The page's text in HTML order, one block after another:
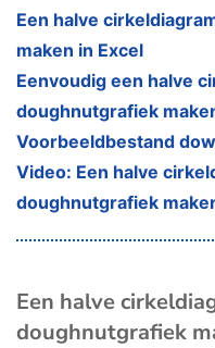
Een halve
maken in Excel
Eenvoudig een halve
doughnutgrafiek
Voorbeeldbestand
Video: Een halve
doughnutgrafiek
Een halve
doughnutgrafiek